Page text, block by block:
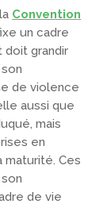
Convention
un cadre
doit grandir
de violence
aussi que
mais
en
Ces
de vie